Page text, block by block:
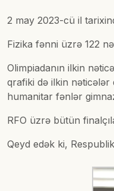
2 may 2023-cü il
Fizika fənni üzrə 122
Olimpiadanın ilkin
qrafiki də ilkin nəticələr
humanitar fənlər
RFO üzrə bütün
Qeyd edək ki,